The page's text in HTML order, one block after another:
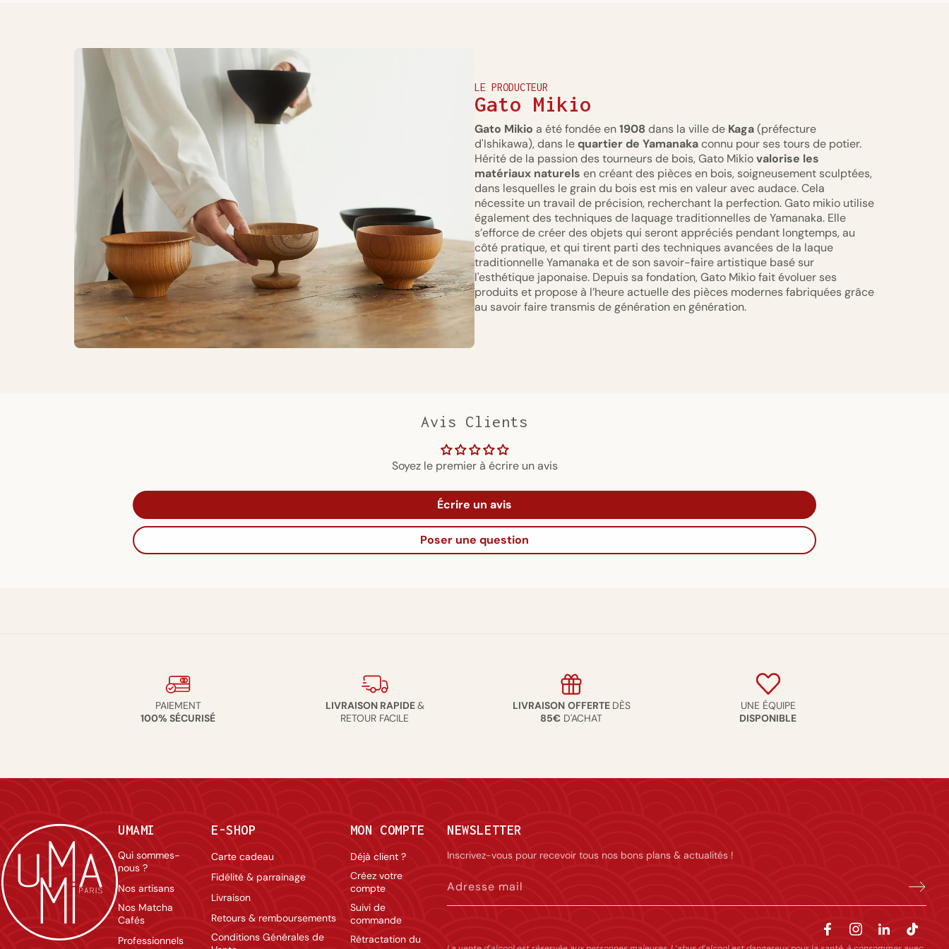
LE PRODUCTEUR
Gato Mikio
Gato Mikio a été fondée en1908 dans la ville de Kaga(préfecture
d'Ishikawa), dans lequartier de Yamanakaconnu pour ses tours de potier.
Hérité de la passion des tourneurs de bois, Gato Mikiovalorise les
matériaux naturels en créant des pièces en bois, soigneusement sculptées,
dans lesquelles le grain du bois est mis en valeur avec audace. Cela
nécessite un travail de précision, recherchant la perfection. Gato mikio utilise
également des techniques de laquage traditionnelles de Yamanaka. Elle
s’efforce de créer des objets qui seront appréciés pendant longtemps, au
côté pratique, et qui tirent parti des techniques avancées de la laque
traditionnelle Yamanaka et de son savoir-faire artistique basé sur
l'esthétique japonaise. Depuis sa fondation, Gato Mikio fait évoluer ses
produits et propose à l’heure actuelle des pièces modernes fabriquées grâce
au savoir faire transmis de génération en génération.
Avis Clients
Soyez le premier à écrire un avis
Écrire un avis
Poser une question
PAIEMENT
100% SÉCURISÉ
LIVRAISON RAPIDE&
RETOUR FACILE
LIVRAISON OFFERTE DÈS
85€ D'ACHAT
UNE ÉQUIPE
DISPONIBLE
UMAMI
Qui sommes-
nous ?
Nos artisans
Nos Matcha
Cafés
Professionnels
E-SHOP
Carte cadeau
Fidélité & parrainage
Livraison
Retours & remboursements
Conditions Générales de
MON COMPTE
Déjà client ?
Créez votre
compte
Suivi de
commande
Rétractation du
NEWSLETTER
Inscrivez-vous pour recevoir tous nos bons plans & actualités !
Adresse mail